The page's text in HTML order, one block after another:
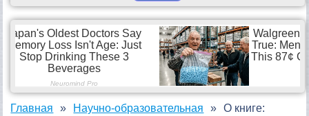
Главная
Научно-образовательная
О книге: